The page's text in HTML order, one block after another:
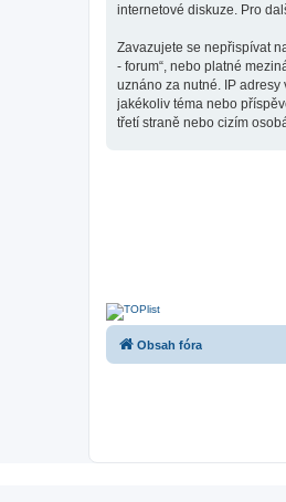
internetové diskuze. Pro
Zavazujete se nepřispívat
- forum“, nebo platné
uznáno za nutné. IP
jakékoliv téma nebo
třetí straně nebo cizím
Obsah fóra